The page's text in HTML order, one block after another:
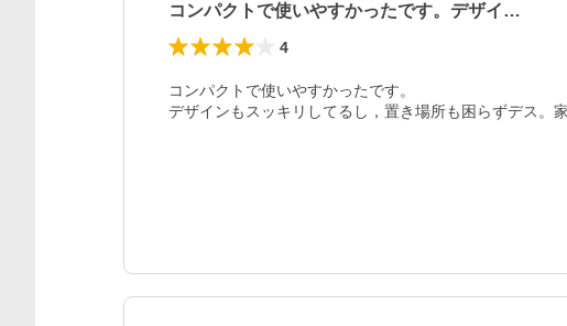
コンパクトで使いやすかったです。デザイ…
4
コンパクトで使いやすかったです。
デザインもスッキリしてるし，置き場所も困らずデス。